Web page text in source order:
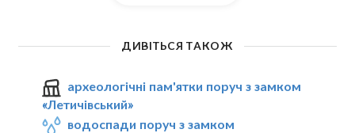
ДИВІТЬСЯ ТАКОЖ
археологічні пам'ятки поруч з замком
«Летичівський»
водоспади поруч з замком